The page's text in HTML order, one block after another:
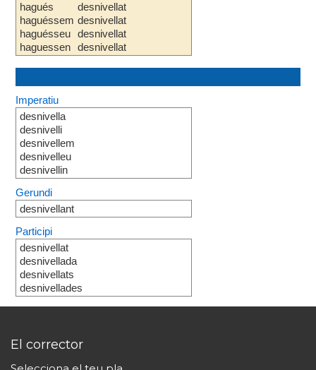
hagués
haguéssem
haguésseu
haguessen
desnivellat
desnivellat
desnivellat
desnivellat
Imperatiu
desnivella
desnivelli
desnivellem
desnivelleu
desnivellin
Gerundi
desnivellant
Participi
desnivellat
desnivellada
desnivellats
desnivellades
El corrector